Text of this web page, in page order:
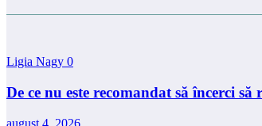
Ligia Nagy 0
De ce nu este recomandat să încerci
august 4, 2026